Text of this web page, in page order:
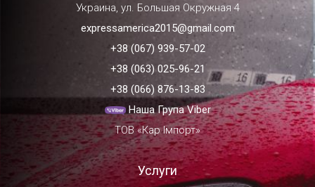
Украина, ул. Большая Окружная 4
expressamerica2015@gmail.com
+38 (067) 939-57-02
+38 (063) 025-96-21
+38 (066) 876-13-83
Наша Група Viber
ТОВ «Кар Імпорт»
Услуги